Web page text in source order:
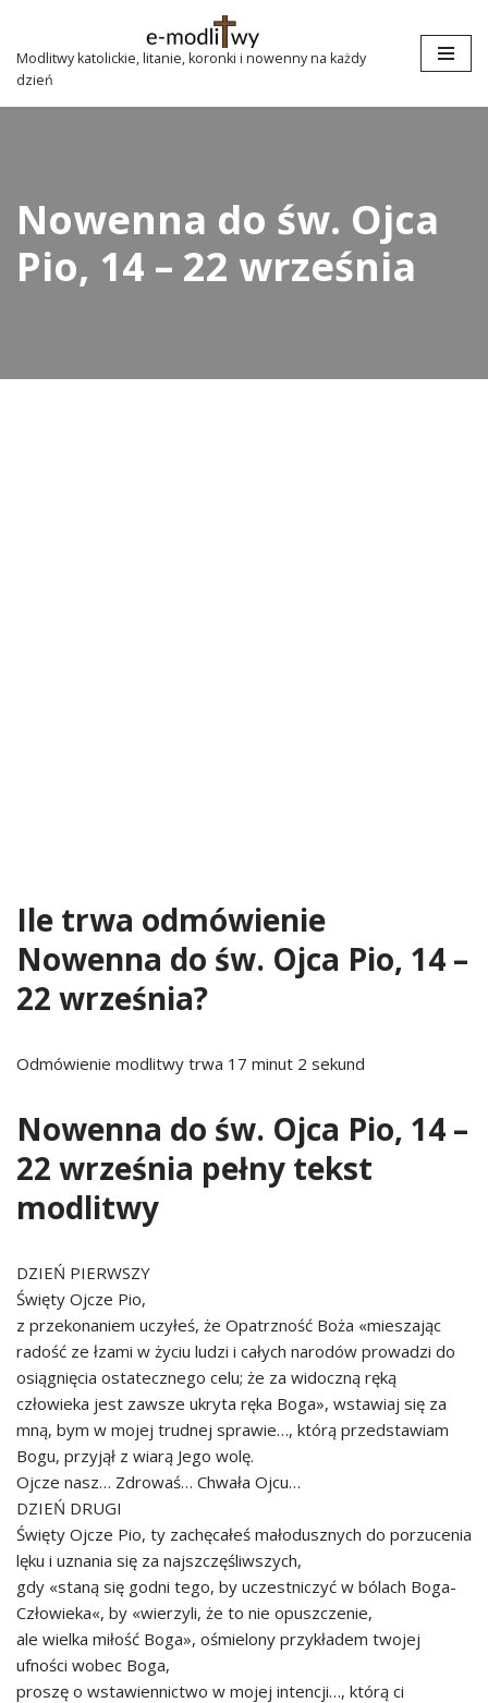
Przejdź
do
treści
Modlitwy katolickie, litanie, koronki i nowenny na każdy
dzień
Nowenna do św. Ojca
Pio, 14 – 22 września
Ile trwa odmówienie
Nowenna do św. Ojca Pio, 14 –
22 września?
Odmówienie modlitwy trwa 17 minut 2 sekund
Nowenna do św. Ojca Pio, 14 –
22 września pełny tekst
modlitwy
DZIEŃ PIERWSZY
Święty Ojcze Pio,
z przekonaniem uczyłeś, że Opatrzność Boża «mieszając
radość ze łzami w życiu ludzi i całych narodów prowadzi do
osiągnięcia ostatecznego celu; że za widoczną ręką
człowieka jest zawsze ukryta ręka Boga», wstawiaj się za
mną, bym w mojej trudnej sprawie…, którą przedstawiam
Bogu, przyjął z wiarą Jego wolę.
Ojcze nasz… Zdrowaś… Chwała Ojcu…
DZIEŃ DRUGI
Święty Ojcze Pio, ty zachęcałeś małodusznych do porzucenia
lęku i uznania się za najszczęśliwszych,
gdy «staną się godni tego, by uczestniczyć w bólach Boga-
Człowieka«, by «wierzyli, że to nie opuszczenie,
ale wielka miłość Boga», ośmielony przykładem twojej
ufności wobec Boga,
proszę o wstawiennictwo w mojej intencji…, którą ci